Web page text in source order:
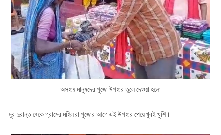
অসহায় মানুষদের পুজো উপহার তুলে দেওয়া হলো
দূর দুরান্ত থেকে গ্রামের মহিলারা পুজোর আগে এই উপহার পেয়ে খুবই খুশি।